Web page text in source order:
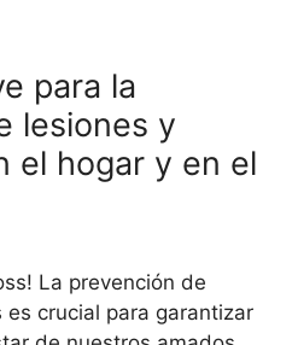
para la
lesiones y
el hogar y en el
La prevención de
crucial para garantizar